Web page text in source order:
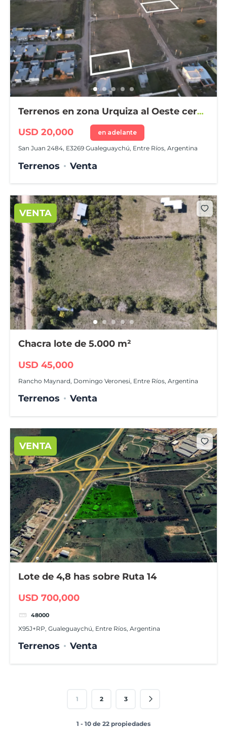
Terrenos en zona Urquiza al Oeste cerca
Instituto Agrotécnico
USD 20,000 en adelante
San Juan 2484, E3269 Gualeguaychú, Entre Ríos, Argentina
Terrenos Venta
VENTA
Chacra lote de 5.000 m²
USD 45,000
Rancho Maynard, Domingo Veronesi, Entre Ríos, Argentina
Terrenos Venta
VENTA
Lote de 4,8 has sobre Ruta 14
USD 700,000
48000
X95J+RP, Gualeguaychú, Entre Ríos, Argentina
Terrenos Venta
1 2 3
1 - 10 de 22 propiedades